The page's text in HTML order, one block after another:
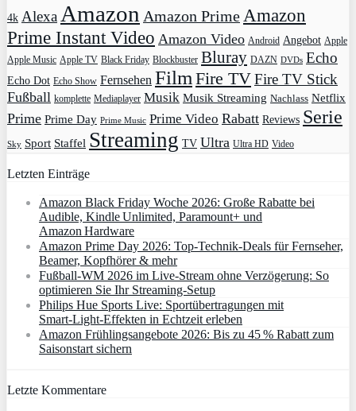
4k AlexaAmazon Amazon PrimeAmazon
Prime Instant Video Amazon Video Android Angebot Apple
Apple Music Apple TV Black Friday Blockbuster Bluray DAZN DVDs Echo
Echo Dot Echo Show Fernsehen FilmFire TVFire TV Stick
Fußball komplette Mediaplayer Musik Musik Streaming Nachlass Netflix
Prime Prime Day Prime Music Prime Video Rabatt Reviews Serie
Sky Sport Staffel Streaming TV Ultra Ultra HD Video
Letzten Einträge
Amazon Black Friday Woche 2026: Große Rabatte bei
Audible, Kindle Unlimited, Paramount+ und
Amazon Hardware
Amazon Prime Day 2026: Top-Technik-Deals für Fernseher,
Beamer, Kopfhörer & mehr
Fußball-WM 2026 im Live-Stream ohne Verzögerung: So
optimieren Sie Ihr Streaming-Setup
Philips Hue Sports Live: Sportübertragungen mit
Smart‑Light‑Effekten in Echtzeit erleben
Amazon Frühlingsangebote 2026: Bis zu 45 % Rabatt zum
Saisonstart sichern
Letzte Kommentare